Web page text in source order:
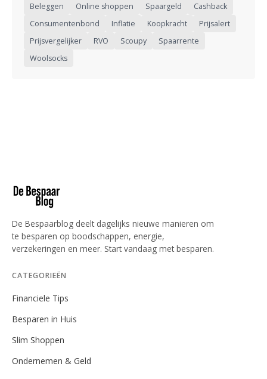
Beleggen Online shoppen Spaargeld
Cashback
Consumentenbond
Inflatie Koopkracht
Prijsalert
Prijsvergelijker
RVO Scoupy
Spaarrente
Woolsocks
De Bespaarblog deelt dagelijks nieuwe manieren om
te besparen op boodschappen, energie,
verzekeringen en meer. Start vandaag met besparen.
CATEGORIEËN
Financiele Tips
Besparen in Huis
Slim Shoppen
Ondernemen & Geld